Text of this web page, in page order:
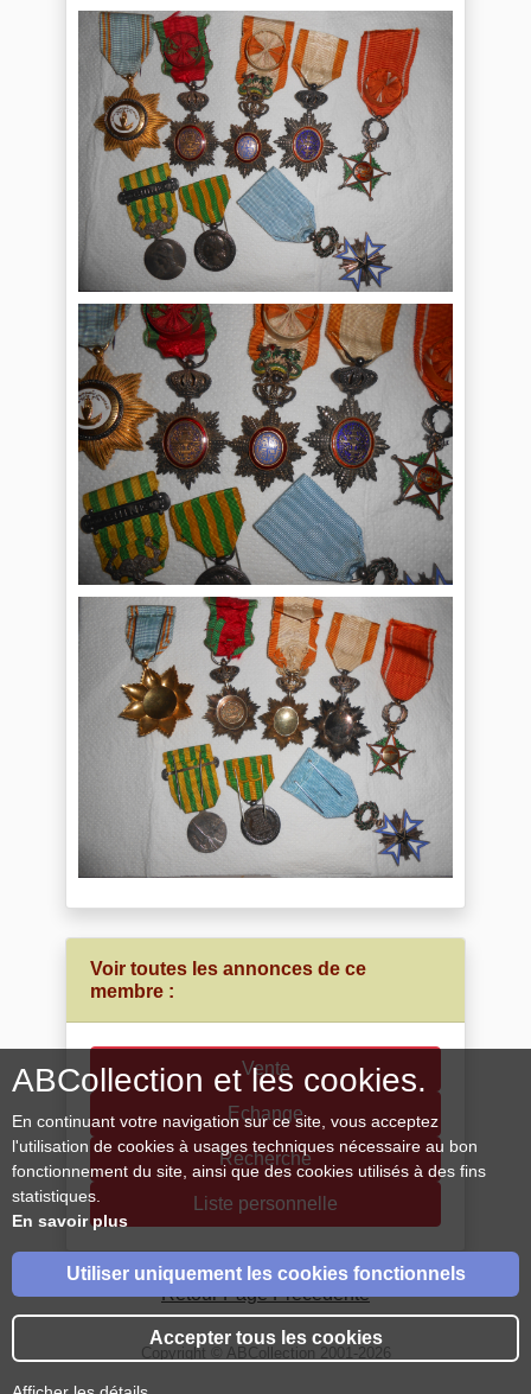
Voir toutes les annonces de ce
membre :
Vente
Echange
Recherche
Liste personnelle
Retour Page Précédente
Copyright © ABCollection 2001-2026
ABCollection et les cookies.
En continuant votre navigation sur ce site, vous acceptez
l'utilisation de cookies à usages techniques nécessaire au bon
fonctionnement du site, ainsi que des cookies utilisés à des fins
statistiques.
En savoir plus
Utiliser uniquement les cookies fonctionnels
Accepter tous les cookies